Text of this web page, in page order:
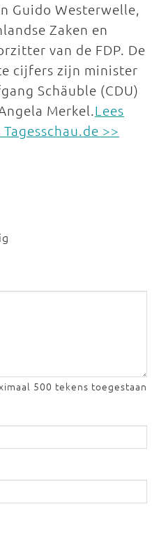
Guido Westerwelle,
Zaken en
van de FDP. De
cijfers zijn minister
Schäuble (CDU)
Merkel.Lees
>>
500 tekens toegestaan